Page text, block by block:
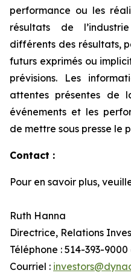
performance ou les
résultats de
différents des résultats,
futurs exprimés ou
prévisions. Les
attentes présentes de
événements et les
de mettre sous presse le
Contact :
Pour en savoir plus,
Ruth Hanna
Directrice, Relations
Téléphone : 514-393-
Courriel :